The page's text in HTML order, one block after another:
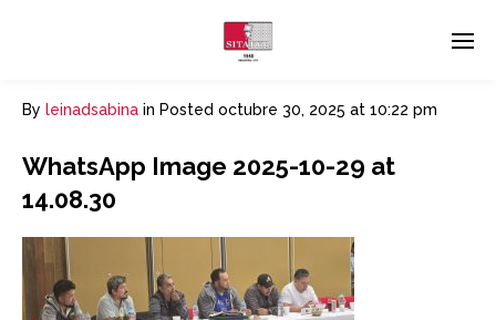
By leinadsabina in Posted octubre 30, 2025 at 10:22 pm
WhatsApp Image 2025-10-29 at
14.08.30